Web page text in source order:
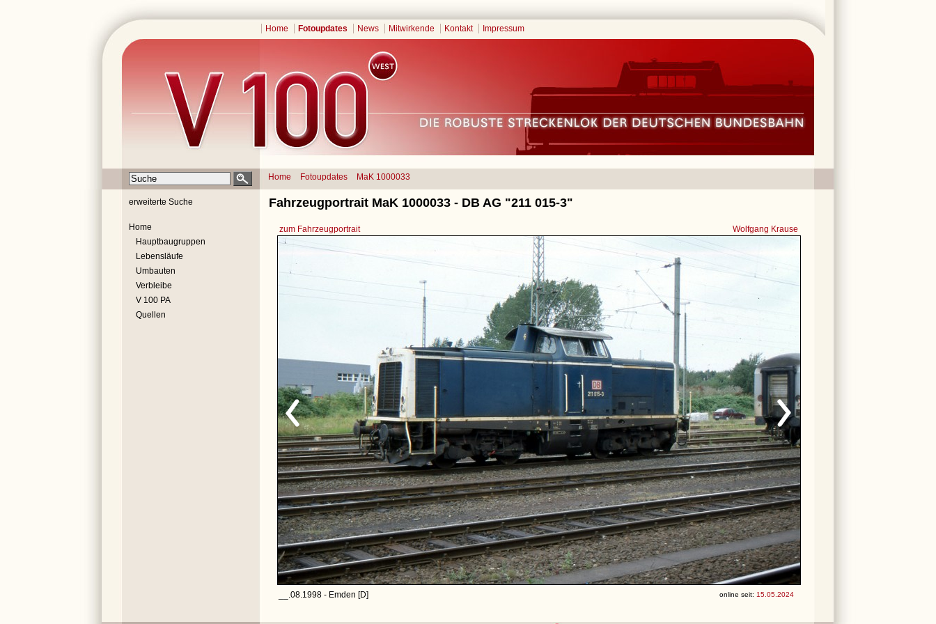
Home Fotoupdates News Mitwirkende Kontakt Impressum
Home Fotoupdates MaK 1000033
erweiterte Suche
Home
Hauptbaugruppen
Lebensläufe
Umbauten
Verbleibe
V 100 PA
Quellen
Fahrzeugportrait MaK 1000033 - DB AG "211 015-3"
zum Fahrzeugportrait Wolfgang Krause
__.08.1998 - Emden [D] online seit: 15.05.2024